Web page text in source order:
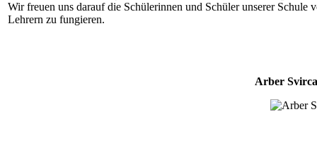
Wir freuen uns darauf die Schülerinnen und Schüler unserer
Lehrern zu fungieren.
Arber